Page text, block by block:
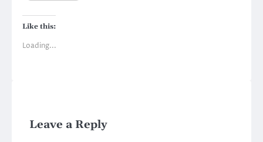
Like this:
Loading...
Leave a Reply